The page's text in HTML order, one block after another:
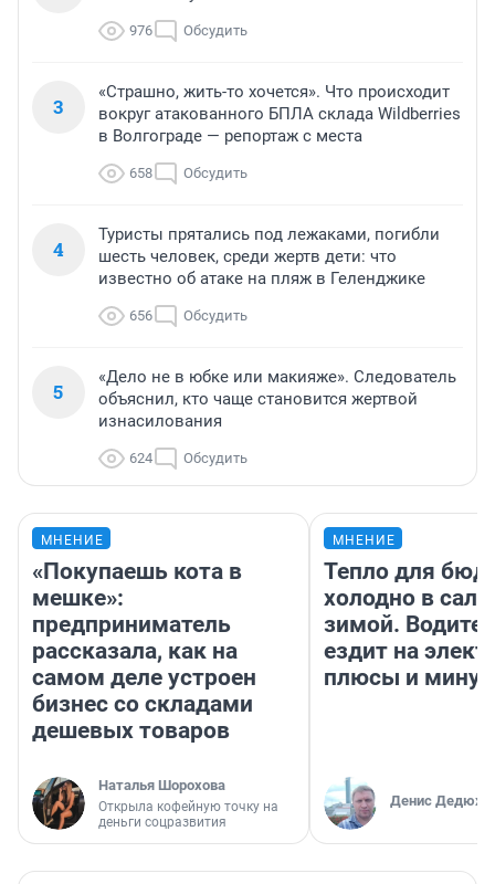
976 Обсудить
3
«Страшно, жить-то хочется». Что происходит
вокруг атакованного БПЛА склада Wildberries
в Волгограде — репортаж с места
658 Обсудить
4
Туристы прятались под лежаками, погибли
шесть человек, среди жертв дети: что
известно об атаке на пляж в Геленджике
656 Обсудить
5
«Дело не в юбке или макияже». Следователь
объяснил, кто чаще становится жертвой
изнасилования
624 Обсудить
МНЕНИЕ
«Покупаешь кота в
мешке»:
предприниматель
рассказала, как на
самом деле устроен
бизнес со складами
дешевых товаров
Наталья Шорохова
Открыла кофейную точку на
деньги соцразвития
МНЕНИЕ
Тепло для
холодно в
зимой.
ездит на
плюсы и
Денис